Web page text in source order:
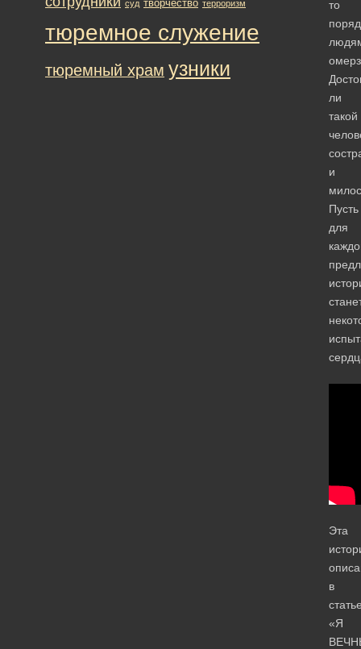
то
ли
такой
и
Пусть
для
Эта
в
«Я
суд творчество терроризм
тюремное служение
тюремный храм узники